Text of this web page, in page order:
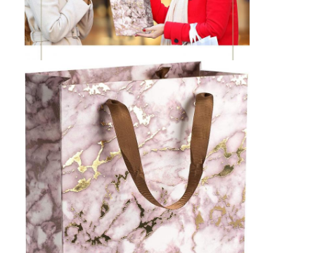
Einzelhandelsregal-Wobbler
Aufkleber
Gesichtsmasken-Verpackentasche
Drucken von Broschüren nach Maß
Ein eigenes rotes Paket